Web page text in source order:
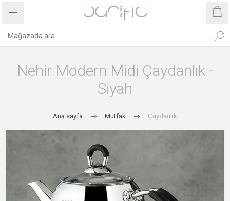
Nehir Modern Midi Çaydanlık -
Siyah
Ana sayfa Mutfak Çaydanlık